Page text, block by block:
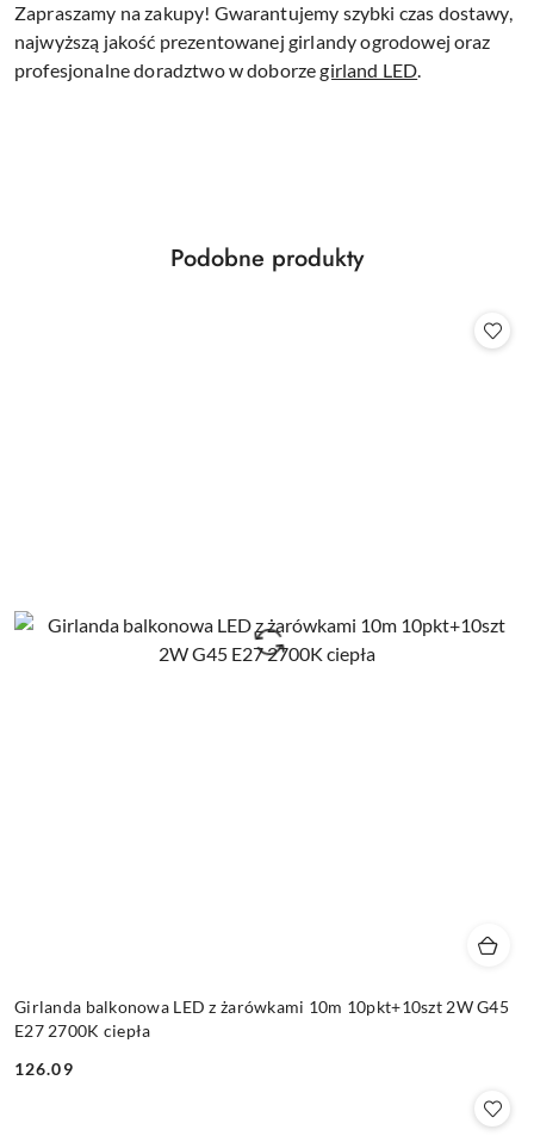
Zapraszamy na zakupy! Gwarantujemy szybki czas dostawy,
najwyższą jakość prezentowanej girlandy ogrodowej oraz
profesjonalne doradztwo w doborzegirland LED.
Pomiń karuzelę produktów
Produkty
Podobne produkty
Girlanda balkonowa LED z żarówkami 10m 10pkt+10szt 2W G45
E27 2700K ciepła
Cena:
126.09